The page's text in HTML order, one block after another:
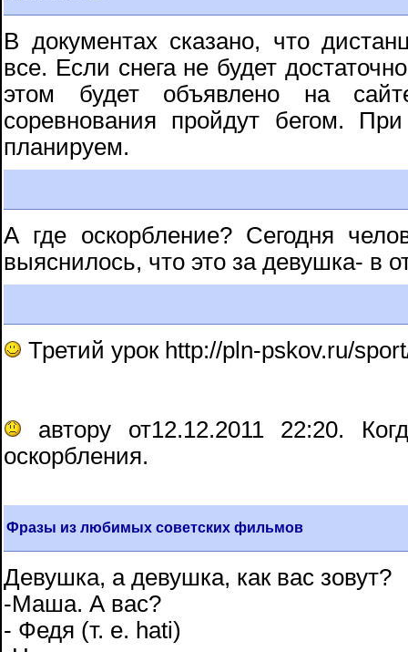
В документах сказано, что
все. Если снега не будет
этом будет объявлено на
соревнования пройдут бегом.
планируем.
А где оскорбление? Сегодня
выяснилось, что это за девушка- в
Третий урок http://pln-pskov.ru/
автору от12.12.2011 22:20.
оскорбления.
Фразы из любимых советских фильмов
Девушка, а девушка, как вас зовут?
-Маша. А вас?
- Федя (т. е. hati)